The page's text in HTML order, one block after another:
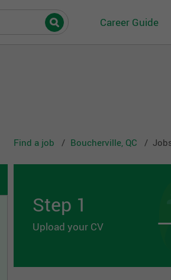
Career Guide
Find a job Boucherville, QC
Step 1
Upload your CV